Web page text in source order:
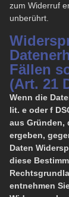
zum Widerruf
unberührt.
Fällen
(Art. 21
Wenn die
lit. e oder f
aus Gründen,
ergeben,
Daten
diese
entnehmen